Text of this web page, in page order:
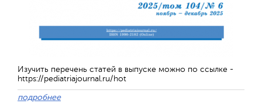
Изучить перечень статей в выпуске можно по ссылке -
https://pediatriajournal.ru/hot
подробнее